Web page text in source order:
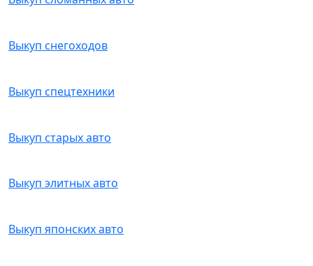
Выкуп снегоходов
Выкуп спецтехники
Выкуп старых авто
Выкуп элитных авто
Выкуп японских авто